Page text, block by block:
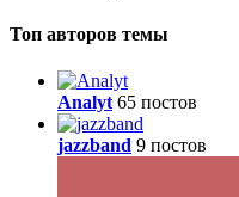
Топ авторов темы
Analyt 65 постов
jazzband 9 постов